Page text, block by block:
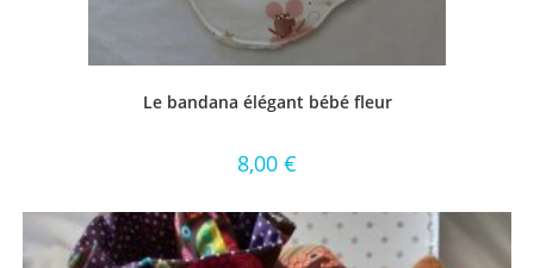
Le bandana élégant bébé fleur
8,00 €